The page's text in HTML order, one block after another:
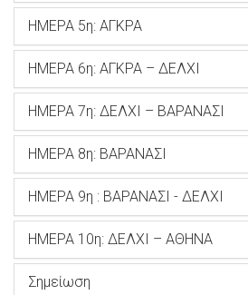
ΗΜΕΡΑ 5η: ΑΓΚΡΑ
ΗΜΕΡΑ 6η: ΑΓΚΡΑ – ΔΕΛΧΙ
ΗΜΕΡΑ 7η: ΔΕΛΧΙ – ΒΑΡΑΝΑΣΙ
ΗΜΕΡΑ 8η: ΒΑΡΑΝΑΣΙ
ΗΜΕΡΑ 9η : ΒΑΡΑΝΑΣΙ - ΔΕΛΧΙ
ΗΜΕΡΑ 10η: ΔΕΛΧΙ – ΑΘΗΝΑ
Σημείωση